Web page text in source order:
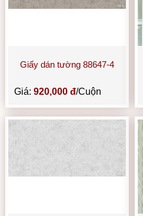
Giấy dán tường 88647-4
Giá:920,000 đ/Cuộn